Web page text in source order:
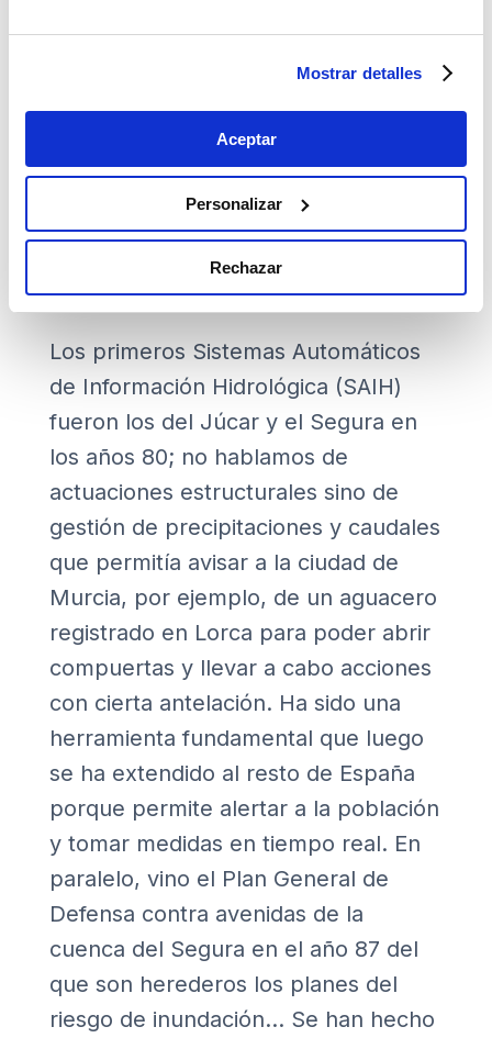
Mostrar detalles
Aceptar
Personalizar
Rechazar
disponibilidad de los recursos
Históricamente, las DANAS o gotas
del Levante. ¿Qué se ha hecho allí, si
es que se ha hecho algo, para tratar
de paliar sus efectos?
Los primeros Sistemas Automáticos
de Información Hidrológica (SAIH)
fueron los del Júcar y el Segura en
los años 80; no hablamos de
actuaciones estructurales sino de
gestión de precipitaciones y caudales
que permitía avisar a la ciudad de
Murcia, por ejemplo, de un aguacero
registrado en Lorca para poder abrir
compuertas y llevar a cabo acciones
con cierta antelación. Ha sido una
herramienta fundamental que luego
se ha extendido al resto de España
porque permite alertar a la población
y tomar medidas en tiempo real. En
paralelo, vino el Plan General de
Defensa contra avenidas de la
cuenca del Segura en el año 87 del
que son herederos los planes del
riesgo de inundación… Se han hecho